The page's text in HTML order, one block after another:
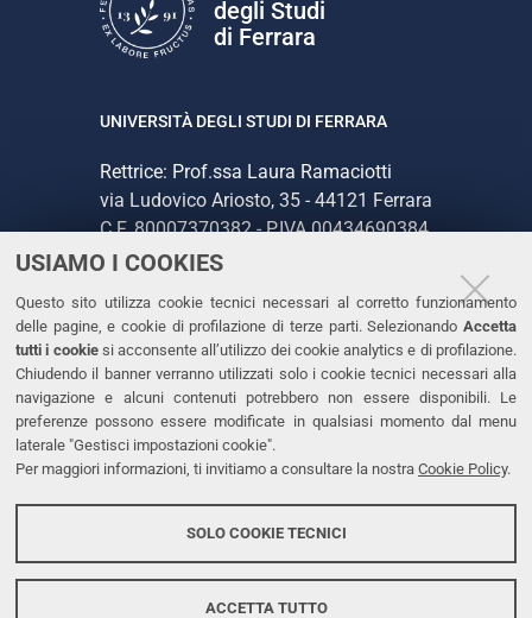
USIAMO I COOKIES
Questo sito utilizza cookie tecnici necessari al corretto funzionamento
delle pagine, e cookie di profilazione di terze parti. Selezionando Accetta
tutti i cookiesi acconsente all’utilizzo dei cookie analytics e di profilazione.
Chiudendo il banner verranno utilizzati solo i cookie tecnici necessari alla
navigazione e alcuni contenuti potrebbero non essere disponibili. Le
preferenze possono essere modificate in qualsiasi momento dal menu
laterale "Gestisci impostazioni cookie".
Per maggiori informazioni, ti invitiamo a consultare la nostra Cookie Policy.
SOLO COOKIE TECNICI
ACCETTA TUTTO
degli Studi
di Ferrara
UNIVERSITÀ DEGLI STUDI DI FERRARA
Rettrice: Prof.ssa Laura Ramaciotti
via Ludovico Ariosto, 35 - 44121 Ferrara
C.F. 80007370382 - P.IVA 00434690384
CONTATTI
Tel. +39 0532 293111
Fax. +39 0532 293031
PEC
LINKS
Accessibilità
Protezione dati personali